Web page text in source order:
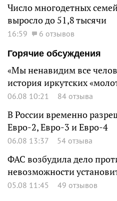
Число многодетных
выросло до 51,8 тысячи
16:59
6 отзывов
Горячие обсуждения
«Мы ненавидим все
история иркутских
06.08 10:21 84 отзыва
В России временно
Евро-2, Евро-3 и Евро-4
06.08 13:37 54 отзыва
ФАС возбудила дело
невозможности
05.08 11:45 49 отзывов